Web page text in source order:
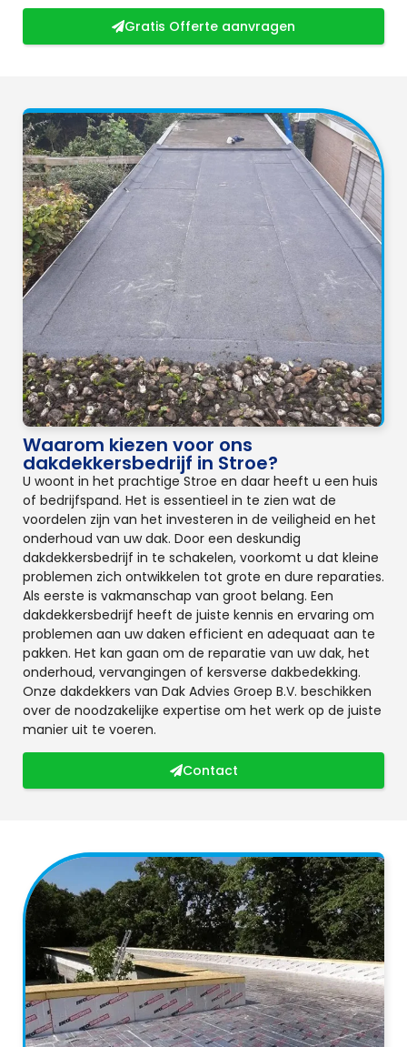
Gratis Offerte aanvragen
Waarom kiezen voor ons
dakdekkersbedrijf in Stroe?
U woont in het prachtige Stroe en daar heeft u een huis
of bedrijfspand. Het is essentieel in te zien wat de
voordelen zijn van het investeren in de veiligheid en het
onderhoud van uw dak. Door een deskundig
dakdekkersbedrijf in te schakelen, voorkomt u dat kleine
problemen zich ontwikkelen tot grote en dure reparaties.
Als eerste is vakmanschap van groot belang. Een
dakdekkersbedrijf heeft de juiste kennis en ervaring om
problemen aan uw daken efficient en adequaat aan te
pakken. Het kan gaan om de reparatie van uw dak, het
onderhoud, vervangingen of kersverse dakbedekking.
Onze dakdekkers van Dak Advies Groep B.V. beschikken
over de noodzakelijke expertise om het werk op de juiste
manier uit te voeren.
Contact